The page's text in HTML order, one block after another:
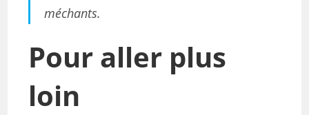
méchants.
Pour aller plus
loin